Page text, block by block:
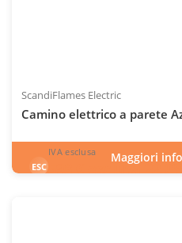
ScandiFlames Electric
Camino elettrico a parete
ESC
IVA esclusa
598€esclusa
Maggiori